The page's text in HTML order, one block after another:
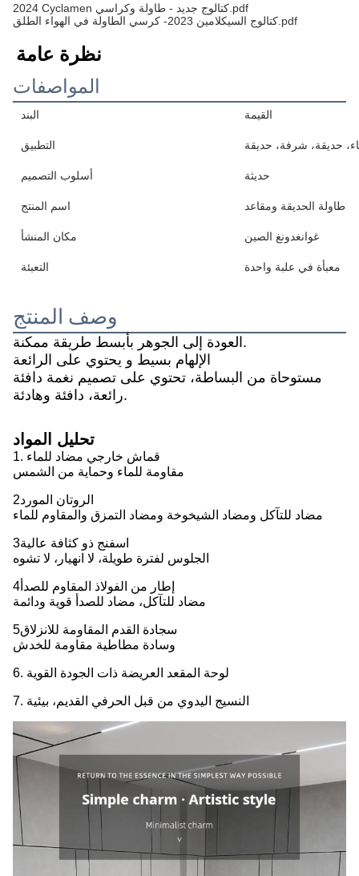
2024 Cyclamen كتالوج جديد - طاولة وكراسي.pdf
كتالوج السيكلامين 2023- كرسي الطاولة في الهواء الطلق.pdf
نظرة عامة
المواصفات
البند القيمة
التطبيق حديقة، شرفة، حديقة
أسلوب التصميم حديثة
اسم المنتج طاولة الحديقة ومقاعد
مكان المنشأ غوانغدونغ الصين
التعبئة معبأة في علبة واحدة
وصف المنتج
العودة إلى الجوهر بأبسط طريقة ممكنة.
الإلهام بسيط و يحتوي على الرائعة
مستوحاة من البساطة، تحتوي على تصميم نغمة دافئة
رائعة، دافئة وهادئة.
تحليل المواد
1. قماش خارجي مضاد للماء
مقاومة للماء وحماية من الشمس
2الروتان المورد
مضاد للتآكل ومضاد الشيخوخة ومضاد التمزق والمقاوم للماء
3اسفنج ذو كثافة عالية
الجلوس لفترة طويلة، لا انهيار، لا تشوه
4إطار من الفولاذ المقاوم للصدأ
مضاد للتآكل، مضاد للصدأ قوية ودائمة
5سجادة القدم المقاومة للانزلاق
وسادة مطاطية مقاومة للخدش
6. لوحة المقعد العريضة ذات الجودة القوية
7. النسيج اليدوي من قبل الحرفي القديم، بيئية